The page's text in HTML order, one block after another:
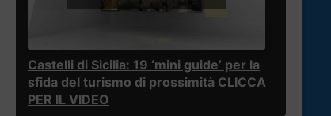
Castelli di Sicilia: 19 ‘mini guide’ per la
sfida del turismo di prossimità CLICCA
PER IL VIDEO